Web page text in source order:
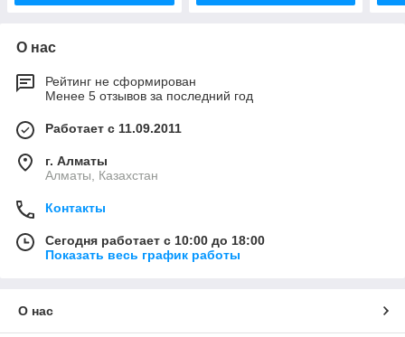
О нас
Рейтинг не сформирован
Менее 5 отзывов за последний год
Работает с 11.09.2011
г. Алматы
Алматы, Казахстан
Контакты
Сегодня работает с 10:00 до 18:00
Показать весь график работы
О нас